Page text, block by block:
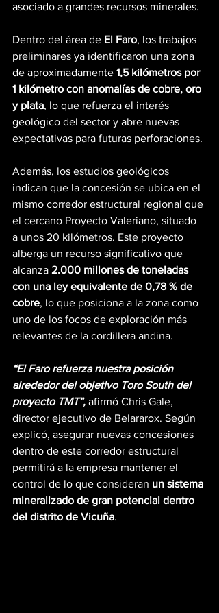
asociado a grandes recursos minerales.
Dentro del área de El Faro, los trabajos
preliminares ya identificaron una zona
de aproximadamente 1,5 kilómetros por
1 kilómetro con anomalías de cobre, oro
y plata, lo que refuerza el interés
geológico del sector y abre nuevas
expectativas para futuras perforaciones.
Además, los estudios geológicos
indican que la concesión se ubica en el
mismo corredor estructural regional que
el cercano Proyecto Valeriano, situado
a unos 20 kilómetros. Este proyecto
alberga un recurso significativo que
alcanza 2.000 millones de toneladas
con una ley equivalente de 0,78 % de
cobre, lo que posiciona a la zona como
uno de los focos de exploración más
relevantes de la cordillera andina.
“El Faro refuerza nuestra posición
alrededor del objetivo Toro South del
proyecto TMT”, afirmó Chris Gale,
director ejecutivo de Belararox. Según
explicó, asegurar nuevas concesiones
dentro de este corredor estructural
permitirá a la empresa mantener el
control de lo que consideran un sistema
mineralizado de gran potencial dentro
del distrito de Vicuña.